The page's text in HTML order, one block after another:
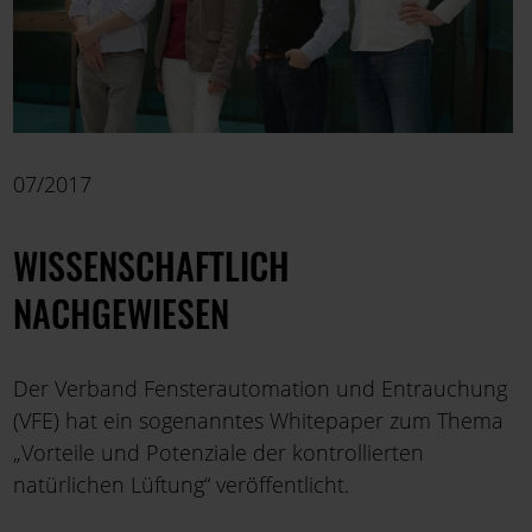
07/2017
WISSENSCHAFTLICH
NACHGEWIESEN
Der Verband Fensterautomation und Entrauchung
(VFE) hat ein sogenanntes Whitepaper zum Thema
„Vorteile und Potenziale der kontrollierten
natürlichen Lüftung“ veröffentlicht.